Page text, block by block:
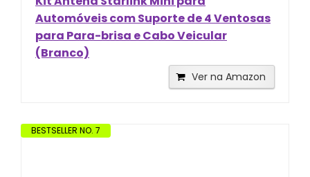
Automóveis com Suporte de 4 Ventosas
para Para-brisa e Cabo Veicular
(Branco)
Ver na Amazon
BESTSELLER NO. 7